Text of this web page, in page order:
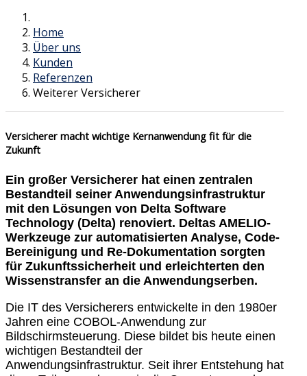
Home
Über uns
Kunden
Referenzen
Weiterer Versicherer
Versicherer macht wichtige Kernanwendung fit für die
Zukunft
Ein großer Versicherer hat einen zentralen
Bestandteil seiner Anwendungsinfrastruktur
mit den Lösungen von Delta Software
Technology (Delta) renoviert. Deltas AMELIO-
Werkzeuge zur automatisierten Analyse, Code-
Bereinigung und Re-Dokumentation sorgten
für Zukunftssicherheit und erleichterten den
Wissenstransfer an die Anwendungserben.
Die IT des Versicherers entwickelte in den 1980er
Jahren eine COBOL-Anwendung zur
Bildschirmsteuerung. Diese bildet bis heute einen
wichtigen Bestandteil der
Anwendungsinfrastruktur. Seit ihrer Entstehung hat